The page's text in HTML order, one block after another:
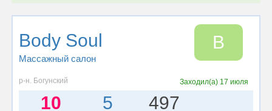
Body Soul
Массажный салон
B
р-н. Богунский Заходил(а) 17 июля
10 5 497